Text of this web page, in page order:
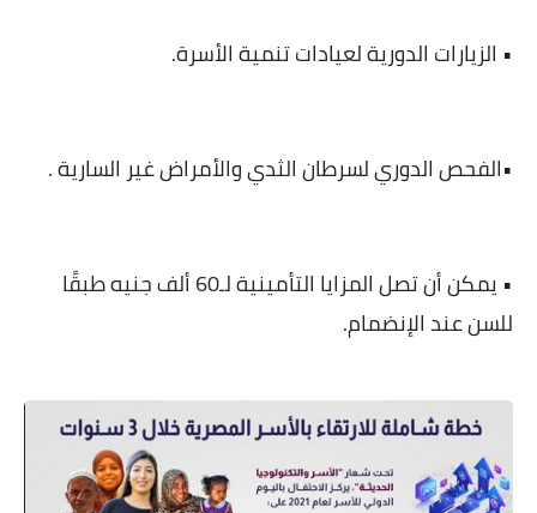
• الزيارات الدورية لعيادات تنمية الأسرة.
•الفحص الدوري لسرطان الثدي والأمراض غير السارية.
• يمكن أن تصل المزايا التأمينية لـ60 ألف جنيه طبقًا
للسن عند الإنضمام.